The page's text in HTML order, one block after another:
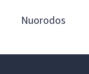
Nuorodos